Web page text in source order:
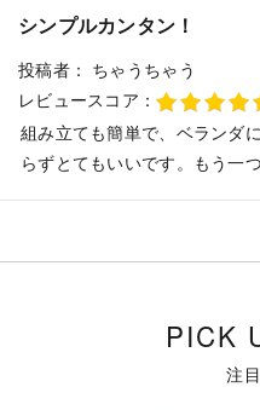
シンプルカンタン！
投稿者：
ちゃうちゃう
レビュースコア：
組み立ても簡単で、ベランダ
らずとてもいいです。もう一
PICK
注